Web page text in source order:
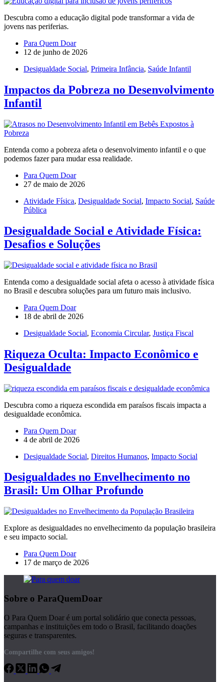
Descubra como a educação digital pode transformar a vida de
jovens nas periferias.
Para Quem Doar
12 de junho de 2026
Desigualdade Social, Primeira Infância, Saúde Infantil
Impactos da Pobreza no Desenvolvimento
Infantil
Entenda como a pobreza afeta o desenvolvimento infantil e o que
podemos fazer para mudar essa realidade.
Para Quem Doar
27 de maio de 2026
Atividade Física, Desigualdade Social, Impacto Social, Saúde
Pública
Desigualdade Social e Atividade Física:
Desafios e Soluções
Entenda como a desigualdade social afeta o acesso à atividade física
no Brasil e descubra soluções para um futuro mais inclusivo.
Para Quem Doar
18 de abril de 2026
Desigualdade Social, Economia Circular, Justiça Fiscal
Riqueza Oculta: Impacto Econômico e
Desigualdade
Descubra como a riqueza escondida em paraísos fiscais impacta a
desigualdade econômica.
Para Quem Doar
4 de abril de 2026
Desigualdade Social, Direitos Humanos, Impacto Social
Desigualdades no Envelhecimento no
Brasil: Um Olhar Profundo
Explore as desigualdades no envelhecimento da população brasileira
e seu impacto social.
Para Quem Doar
17 de março de 2026
Sobre o ParaQuemDoar
O Para Quem Doar é um portal solidário que conecta pessoas,
campanhas e instituições em todo o Brasil, facilitando doações
seguras e transparentes.
Compartilhe com seus amigos!